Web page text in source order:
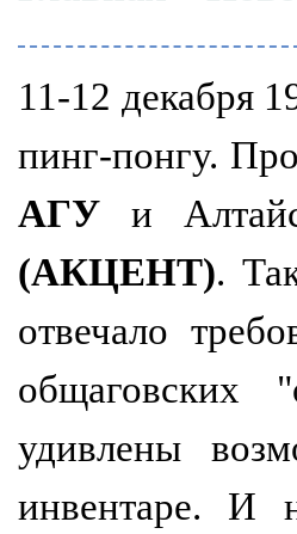
11-12 декабря
пинг-понгу.
АГУ и
(АКЦЕНТ).
отвечало
общаговских
удивлены
инвентаре. И